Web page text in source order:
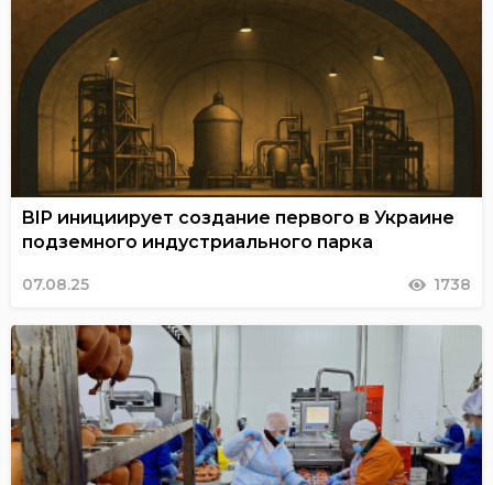
BIP инициирует создание первого в Украине
подземного индустриального парка
07.08.25 1738